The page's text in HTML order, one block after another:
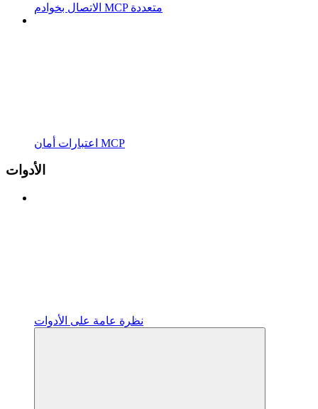
الاتصال بخوادم MCP متعددة
اعتبارات أمان MCP
الأدوات
نظرة عامة على الأدوات